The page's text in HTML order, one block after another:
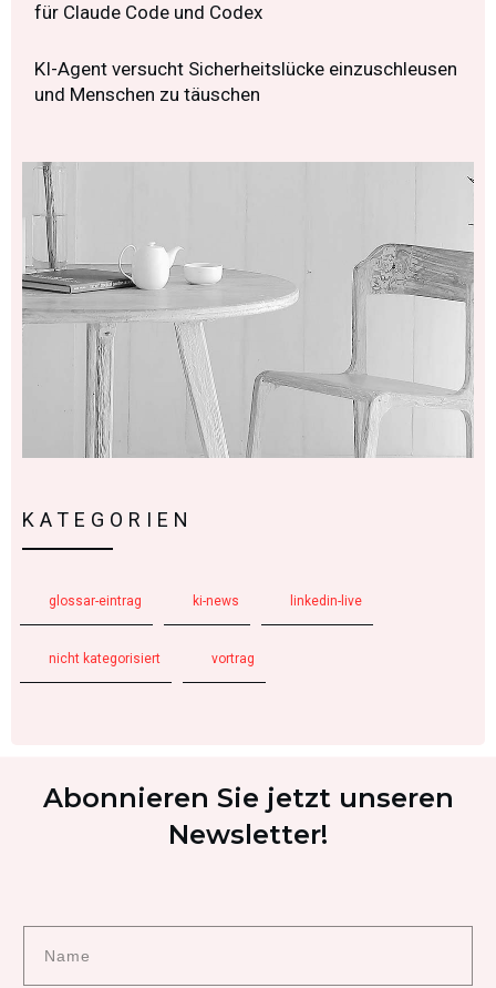
für Claude Code und Codex
KI-Agent versucht Sicherheitslücke einzuschleusen
und Menschen zu täuschen
KATEGORIEN
glossar-eintrag ki-news linkedin-live
nicht kategorisiert vortrag
Abonnieren Sie jetzt unseren
Newsletter!